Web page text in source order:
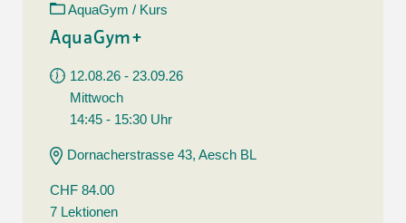
AquaGym / Kurs
AquaGym+
12.08.26 - 23.09.26
Mittwoch
14:45 - 15:30 Uhr
Dornacherstrasse 43, Aesch BL
CHF 84.00
7 Lektionen